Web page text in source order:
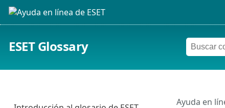
ESET Glossary
Ayuda en